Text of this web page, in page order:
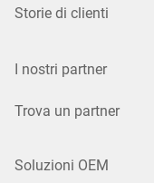
Storie di clienti
I nostri partner
Trova un partner
Soluzioni OEM